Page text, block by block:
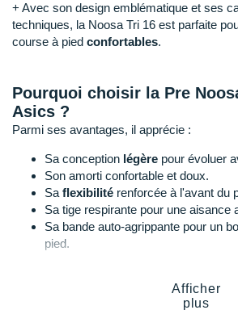
+ Avec son design emblématique et ses
techniques, la Noosa Tri 16 est parfaite
course à pied confortables.
Pourquoi choisir la Pre
Asics ?
Parmi ses avantages, il apprécie :
Sa conception légère pour évoluer
Son amorti confortable et doux.
Sa flexibilité renforcée à l'avant du
Sa tige respirante pour une aisance
Sa bande auto-agrippante pour un
pied.
Afficher
plus
Salomon
Saucony
Saxx
Scarpa
Shokz
Sidas
Smoon